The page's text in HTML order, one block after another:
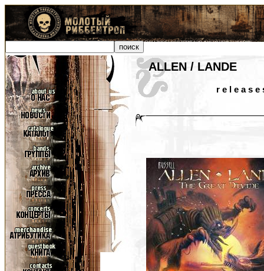
ALLEN / LANDE
r e l e a s e